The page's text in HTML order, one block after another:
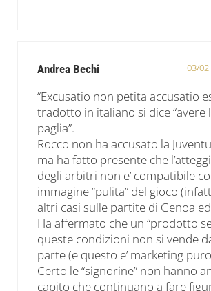
Andrea Bechi 03/02
“Excusatio non petita accusatio
tradotto in italiano si dice “avere
paglia”.
Rocco non ha accusato la
ma ha fatto presente che
degli arbitri non e’ compatibile
immagine “pulita” del gioco
altri casi sulle partite di Genoa
Ha affermato che un “prodotto
queste condizioni non si vende
parte (e questo e’ marketing
Certo le “signorine” non hanno
capito che continuano a fare